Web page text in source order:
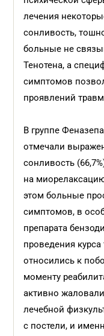
лечения
сонливость,
больные не
Тенотена, а
симптомов
проявлений
В группе
отмечали
сонливость
на
этом больные
симптомов, в
препарата
проведения
относились к
моменту
активно
лечебной
с постели, и